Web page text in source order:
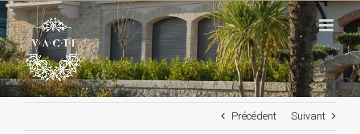
Passer
au
contenu
Précédent Suivant